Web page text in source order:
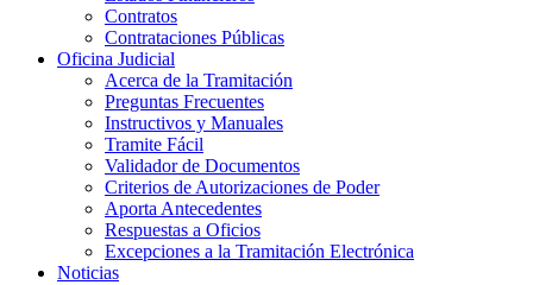
Contratos
Contrataciones Públicas
Oficina Judicial
Acerca de la Tramitación
Preguntas Frecuentes
Instructivos y Manuales
Tramite Fácil
Validador de Documentos
Criterios de Autorizaciones de Poder
Aporta Antecedentes
Respuestas a Oficios
Excepciones a la Tramitación Electrónica
Noticias